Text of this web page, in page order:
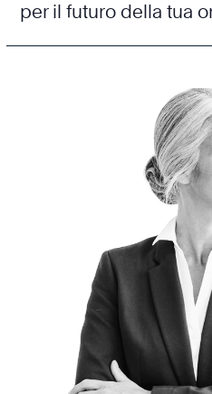
per il futuro della tua